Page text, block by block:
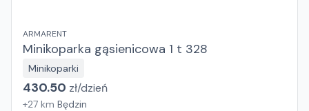
ARMARENT
Minikoparka gąsienicowa 1 t 328
Minikoparki
430.50 zł/dzień
+27 km Będzin